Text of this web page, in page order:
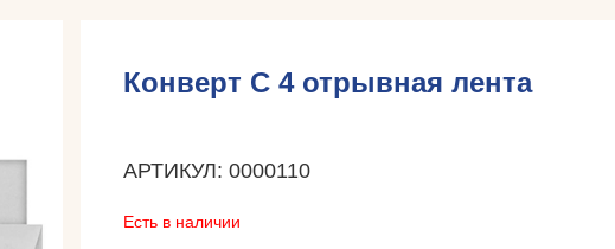
Конверт С 4 отрывная лента
АРТИКУЛ: 0000110
Есть в наличии